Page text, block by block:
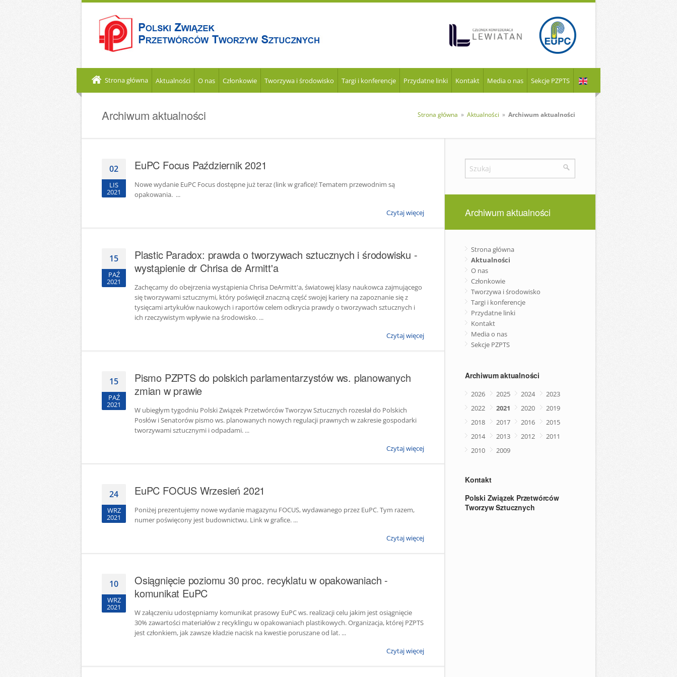
Strona główna Aktualności O nas Członkowie Tworzywa i środowisko Targi i konferencje Przydatne linki Kontakt Media o nas Sekcje PZPTS
Archiwum aktualności Strona główna » Aktualności » Archiwum aktualności
02
LIS
2021
EuPC Focus Październik 2021
Nowe wydanie EuPC Focus dostępne już teraz (link w grafice)! Tematem przewodnim są
opakowania. ...
Czytaj więcej
15
PAŹ
2021
Plastic Paradox: prawda o tworzywach sztucznych i środowisku -
wystąpienie dr Chrisa de Armitt'a
Zachęcamy do obejrzenia wystąpienia Chrisa DeArmitt'a, światowej klasy naukowca zajmującego
się tworzywami sztucznymi, który poświęcił znaczną część swojej kariery na zapoznanie się z
tysięcami artykułów naukowych i raportów celem odkrycia prawdy o tworzywach sztucznych i
ich rzeczywistym wpływie na środowisko. ...
Czytaj więcej
15
PAŹ
2021
Pismo PZPTS do polskich parlamentarzystów ws. planowanych
zmian w prawie
W ubiegłym tygodniu Polski Związek Przetwórców Tworzyw Sztucznych rozesłał do Polskich
Posłów i Senatorów pismo ws. planowanych nowych regulacji prawnych w zakresie gospodarki
tworzywami sztucznymi i odpadami. ...
Czytaj więcej
24
WRZ
2021
EuPC FOCUS Wrzesień 2021
Poniżej prezentujemy nowe wydanie magazynu FOCUS, wydawanego przez EuPC. Tym razem,
numer poświęcony jest budownictwu. Link w grafice. ...
Czytaj więcej
10
WRZ
2021
Osiągnięcie poziomu 30 proc. recyklatu w opakowaniach -
komunikat EuPC
W załączeniu udostępniamy komunikat prasowy EuPC ws. realizacji celu jakim jest osiągnięcie
30% zawartości materiałów z recyklingu w opakowaniach plastikowych. Organizacja, której PZPTS
jest członkiem, jak zawsze kładzie nacisk na kwestie poruszane od lat. ...
Czytaj więcej
Archiwum aktualności
Strona główna
Aktualności
O nas
Członkowie
Tworzywa i środowisko
Targi i konferencje
Przydatne linki
Kontakt
Media o nas
Sekcje PZPTS
Archiwum aktualności
2026 2025 2024
2023
2022
2021 2020
2019
2018
2017 2016
2015
2014
2013 2012
2011
2010
2009
Kontakt
Polski Związek Przetwórców
Tworzyw Sztucznych